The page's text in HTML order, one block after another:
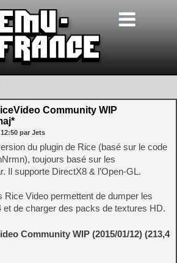
Community WIP
12:50 par Jets
du plugin de Rice (basé sur le code
toujours basé sur les
Il supporte DirectX8 & l’Open-GL.
Rice Video permettent de dumper les
de charger des packs de textures HD.
Community WIP (2015/01/12) (213,4